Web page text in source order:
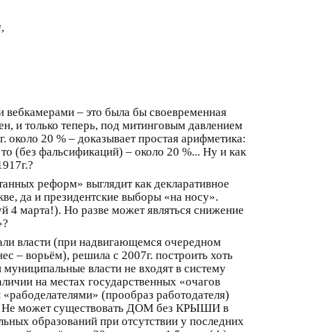
вебкамерами – это была бы своевременная
и только теперь, под митинговым давлением
около 20 % – доказывает простая арифметика:
(без фальсификаций) – около 20 %... Ну и как
реформ» выглядит как декларативное
да и президентские выборы «на носу».
4 марта!). Но разве может являться снижение
власти (при надвигающемся очередном
– ворьём), решила с 2007г. построить хоть
власти не входят в систему
на местах государственных «очагов
(прообраз работодателя)
Не может существовать ДОМ без КРЫШИ в
образований при отсутствии у последних